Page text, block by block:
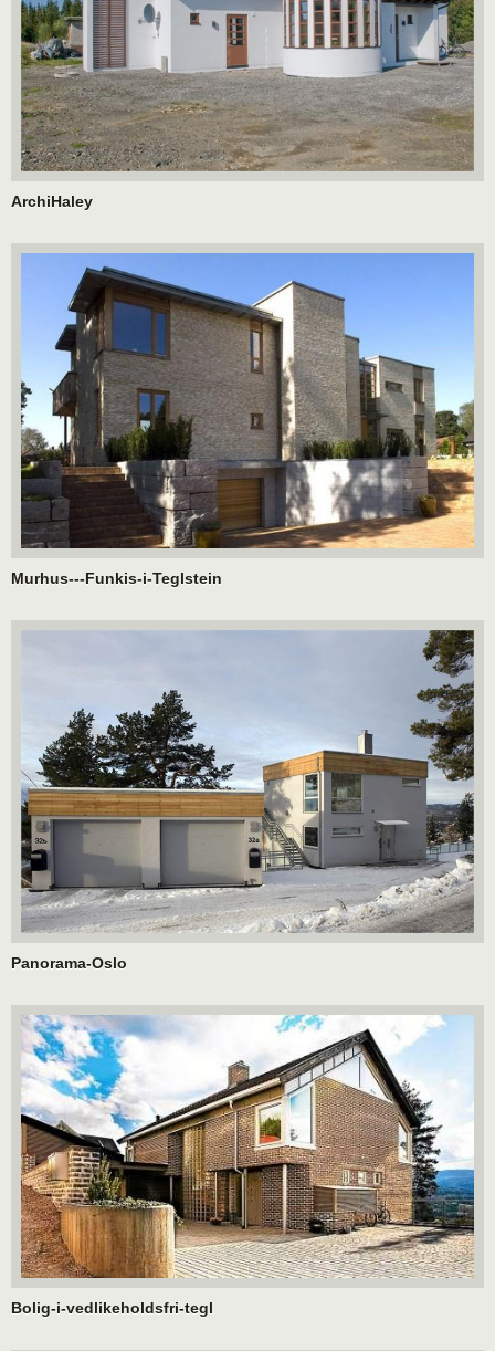
ArchiHaley
Murhus---Funkis-i-Teglstein
Panorama-Oslo
Bolig-i-vedlikeholdsfri-tegl